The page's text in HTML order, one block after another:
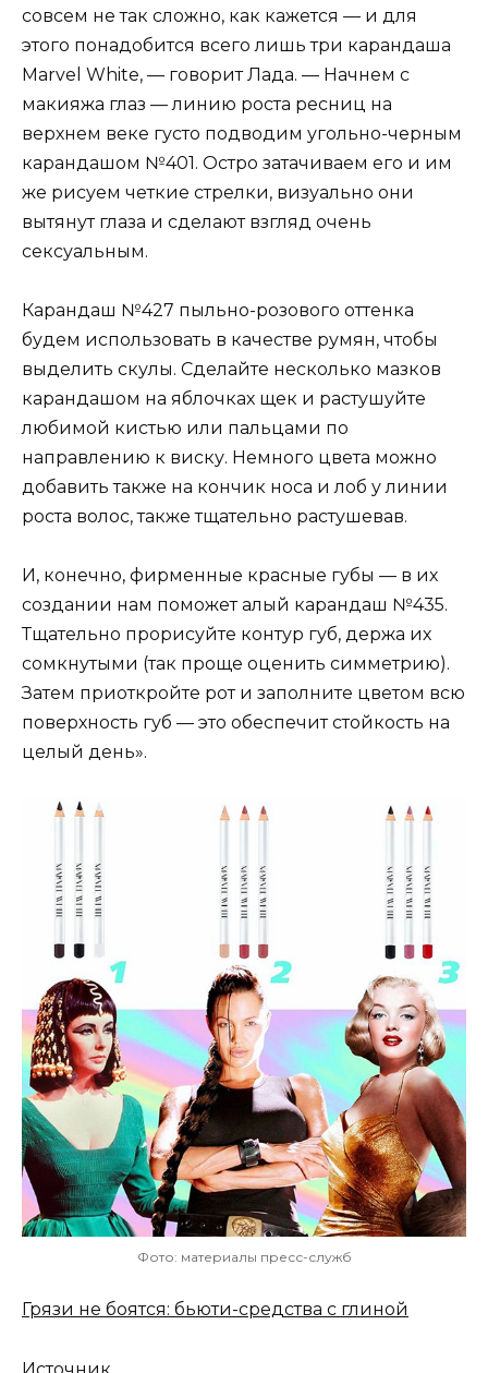
совсем не так сложно, как кажется — и для
этого понадобится всего лишь три карандаша
Marvel White, — говорит Лада. — Начнем с
макияжа глаз — линию роста ресниц на
верхнем веке густо подводим угольно-черным
карандашом №401. Остро затачиваем его и им
же рисуем четкие стрелки, визуально они
вытянут глаза и сделают взгляд очень
сексуальным.
Карандаш №427 пыльно-розового оттенка
будем использовать в качестве румян, чтобы
выделить скулы. Сделайте несколько мазков
карандашом на яблочках щек и растушуйте
любимой кистью или пальцами по
направлению к виску. Немного цвета можно
добавить также на кончик носа и лоб у линии
роста волос, также тщательно растушевав.
И, конечно, фирменные красные губы — в их
создании нам поможет алый карандаш №435.
Тщательно прорисуйте контур губ, держа их
сомкнутыми (так проще оценить симметрию).
Затем приоткройте рот и заполните цветом всю
поверхность губ — это обеспечит стойкость на
целый день».
Фото: материалы пресс-служб
Грязи не боятся: бьюти-средства с глиной
Источник